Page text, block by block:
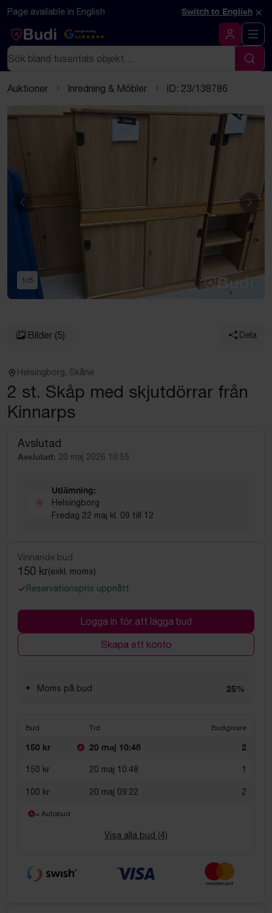
Hoppa till innehåll
Textbaserad (markdown) version av denna sida
Page available in English Switch to English ×
Google Rating
4.5
Logga in
Sök
Sök
Auktioner Inredning & Möbler ID: 23/138786
Föregående
1 /5
Bilder (5) Dela
Helsingborg, Skåne
2 st. Skåp med skjutdörrar från
Kinnarps
Avslutad
Avslutad: 20 maj 2026 10:55
Utlämning:
Helsingborg
Fredag 22 maj kl. 09 till 12
Vinnande bud
150 kr(exkl. moms)
Reservationspris uppnått
Logga in för att lägga bud
Skapa ett konto
Moms på bud 25%
Bud Tid Budgivare
150 kr 20 maj 10:48 2
150 kr 20 maj 10:48 1
100 kr 20 maj 09:22 2
= Autobud
Visa alla bud (4)